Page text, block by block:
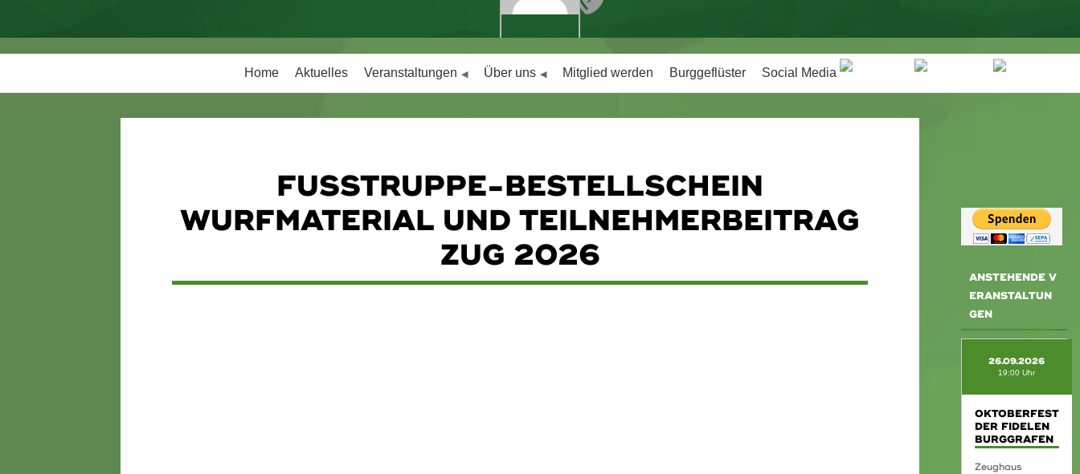
Burggrafen
Home Aktuelles Veranstaltungen Über uns Mitglied werden Burggeflüster Social Media
FUSSTRUPPE-BESTELLSCHEIN W
URFMATERIAL UND TEILNEHMERBEITRAG Z
UG 2026
ANSTEHENDE V
ERANSTALTUN
GEN
26.09.2026
19:00 Uhr
OKTOBERFEST
DER FIDELEN
BURGGRAFEN
Zeughaus